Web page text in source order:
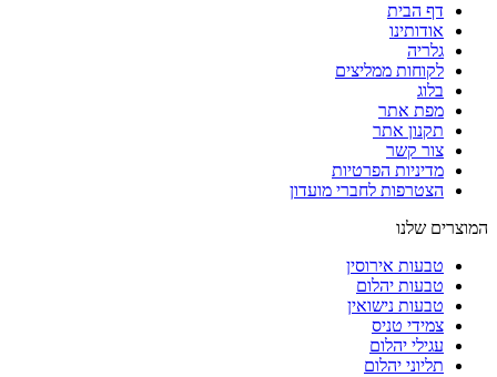
דף הבית
אודותינו
גלריה
לקוחות ממליצים
בלוג
מפת אתר
תקנון אתר
צור קשר
מדיניות הפרטיות
הצטרפות לחברי מועדון
המוצרים שלנו
טבעות אירוסין
טבעות יהלום
טבעות נישואין
צמידי טניס
עגילי יהלום
תליוני יהלום